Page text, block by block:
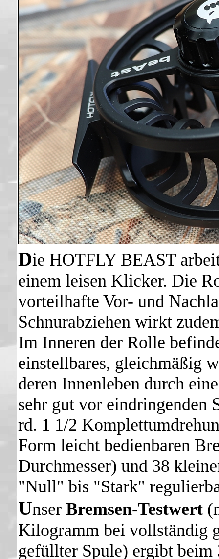
Die HOTFLY BEAST
einem leisen Klicker. Die
vorteilhafte Vor- und
Schnurabziehen wirkt
Im Inneren der Rolle
einstellbares, gleichmäßig
deren Innenleben durch
sehr gut vor eindringenden
rd. 1 1/2
Form leicht bedienbaren
Durchmesser) und 38
"Null" bis "Stark"
Unser Bremsen-Testwert
Kilogramm bei vollständig
gefüllter Spule) ergibt